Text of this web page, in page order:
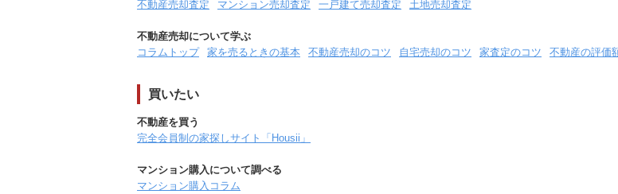
不動産売却査定
マンション売却査定 一戸建て売却査定 土地売却査定
不動産売却について学ぶ
コラムトップ
家を売るときの基本 不動産売却のコツ 自宅売却のコツ 家査定のコツ 不動産の評価
買いたい
不動産を買う
完全会員制の家探しサイト「Housii」
マンション購入について調べる
マンション購入コラム